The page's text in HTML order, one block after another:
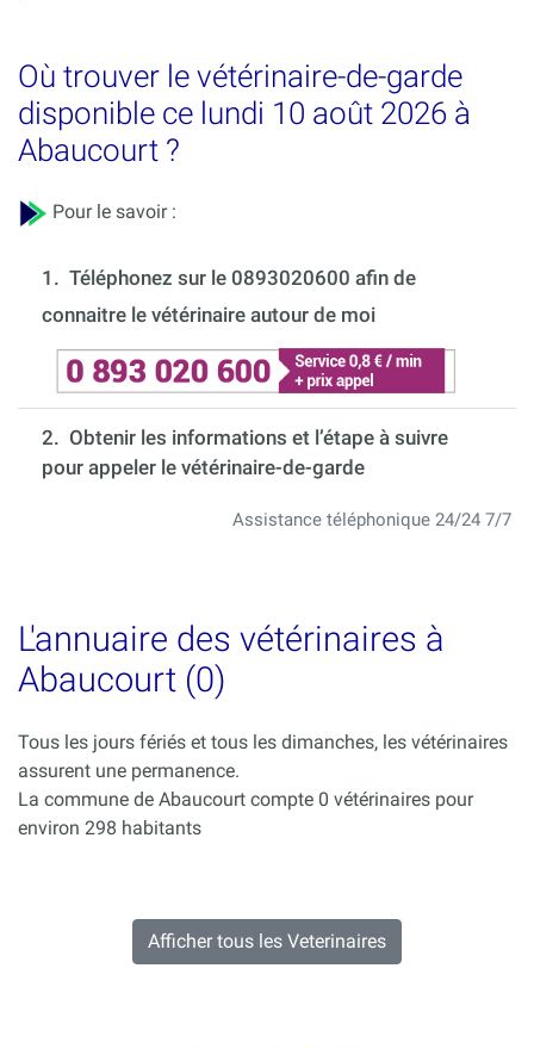
Où trouver le vétérinaire-de-garde
disponible ce lundi 10 août 2026 à
Abaucourt ?
Pour le savoir :
1. Téléphonez sur le 0893020600 afin de
connaitre le vétérinaire autour de moi
2. Obtenir les informations et l’étape à suivre
pour appeler le vétérinaire-de-garde
Assistance téléphonique 24/24 7/7
L'annuaire des vétérinaires à
Abaucourt (0)
Tous les jours fériés et tous les dimanches, les vétérinaires
assurent une permanence.
La commune de Abaucourt compte 0 vétérinaires pour
environ 298 habitants
Afficher tous les Veterinaires